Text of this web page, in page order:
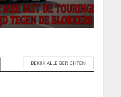
BEKIJK ALLE BERICHTEN